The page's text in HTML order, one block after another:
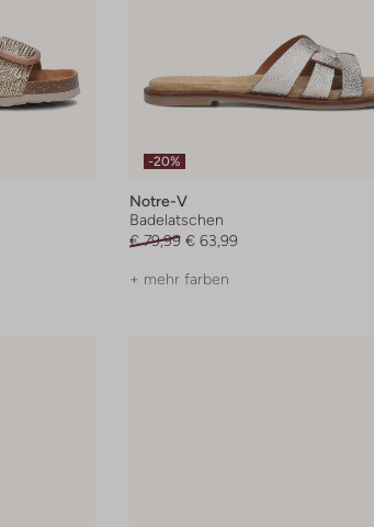
-20%
Notre-V
Badelatschen
€ 79,99 € 63,99
+ mehr farben